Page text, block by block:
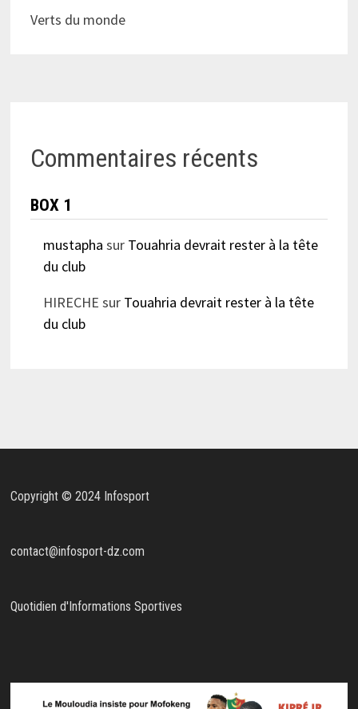
Verts du monde
Commentaires récents
BOX 1
mustapha sur Touahria devrait rester à la tête
du club
HIRECHE sur Touahria devrait rester à la tête
du club
Copyright © 2024 Infosport
contact@infosport-dz.com
Quotidien d'Informations Sportives